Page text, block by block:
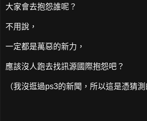
大家會去抱怨誰呢？
不用說，
一定都是萬惡的新力，
應該沒人跑去找訊源國際抱怨吧？
（我沒逛過ps3的新聞，所以這是憑猜測